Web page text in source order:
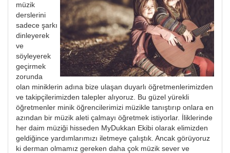
müzik
derslerini
sadece şarkı
dinleyerek
ve
söyleyerek
geçirmek
zorunda
olan miniklerin adına bize ulaşan duyarlı öğretmenlerimizden
ve takipçilerimizden talepler alıyoruz. Bu güzel yürekli
öğretmenler minik öğrencilerimizi müzikle tanıştırıp onlara en
azından bir müzik aleti çalmayı öğretmek istiyorlar. İliklerinde
her daim müziği hisseden MyDukkan Ekibi olarak elimizden
geldiğince yardımlarımızı iletmeye çalıştık. Ancak görüyoruz
ki derman olmamız gereken daha çok müzik sever ve